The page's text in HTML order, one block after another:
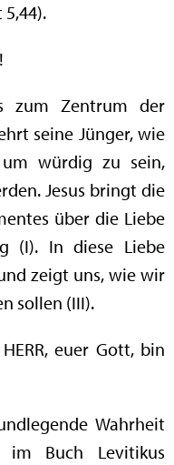
zum Zentrum der
seine Jünger, wie
würdig zu sein,
Jesus bringt die
über die Liebe
(I). In diese Liebe
zeigt uns, wie wir
sollen (III).
euer Gott, bin
Wahrheit
im Buch Levitikus